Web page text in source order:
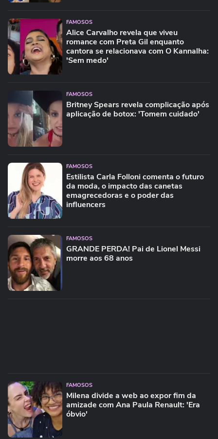
FAMOSOS
Alice Carvalho revela que viveu
romance com Preta Gil enquanto
cantora se relacionava com O Kannalha:
'Sem medo'
FAMOSOS
Britney Spears revela complicação após
aplicação de botox: 'Tomem cuidado'
FAMOSOS
Estilista Carla Folloni comenta o futuro
da moda, o impacto das canetas
emagrecedoras e o poder das
influencers
FAMOSOS
GRANDE PERDA! Pai de Lionel Messi
morre aos 68 anos
FAMOSOS
Milena divide a web ao expor fim da
amizade com Ana Paula Renault: 'Era
óbvio'